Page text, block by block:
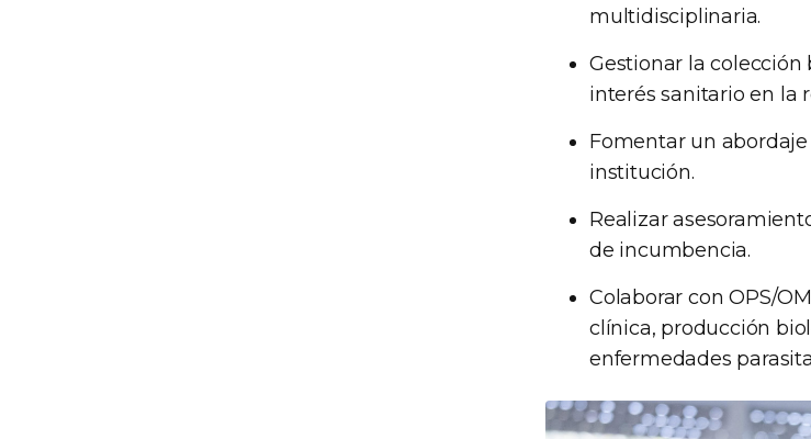
multidisciplinaria.
Gestionar la
interés sanitario en la
Fomentar un
institución.
Realizar
de incumbencia.
Colaborar con OPS/
clínica, producción
enfermedades